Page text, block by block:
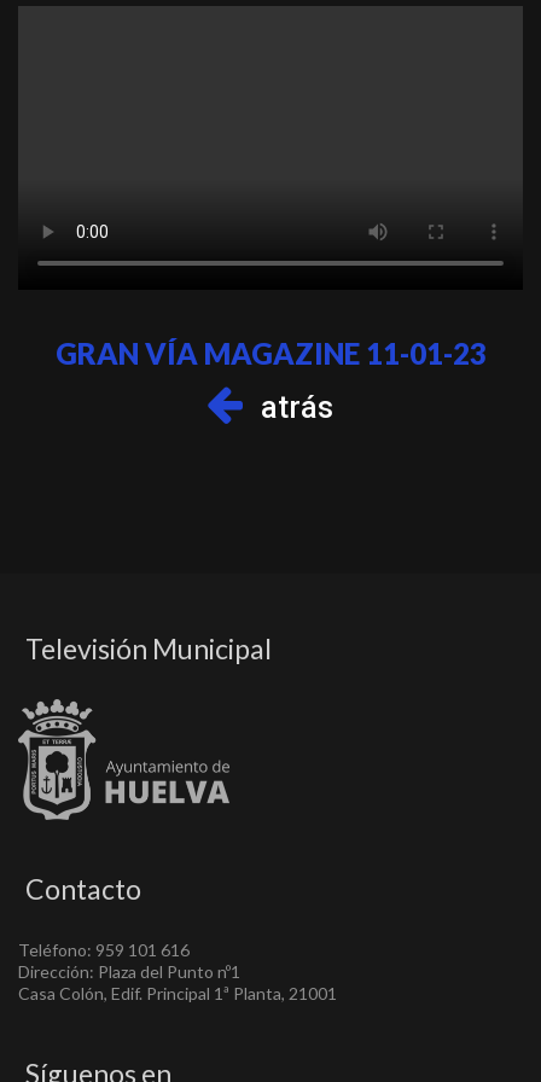
GRAN VÍA MAGAZINE 11-01-23
atrás
Televisión Municipal
Contacto
Teléfono: 959 101 616
Dirección: Plaza del Punto nº1
Casa Colón, Edif. Principal 1ª Planta, 21001
Síguenos en